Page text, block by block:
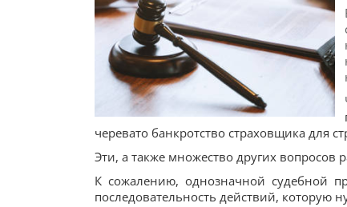
черевато банкротство страховщика для
Эти, а также множество других вопросов
К сожалению, однозначной судебной
последовательность действий, которую